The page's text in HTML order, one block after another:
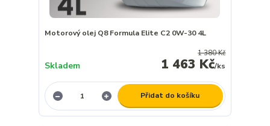
Motorový olej Q8 Formula Elite C2 0W-30 4L
1 380 Kč
1 463 Kč/ks
Skladem
Přidat do košíku